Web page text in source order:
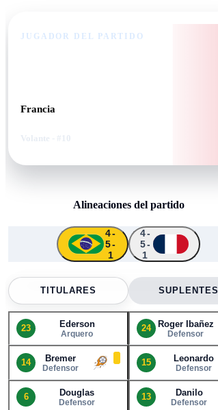
JUGADOR DEL PARTIDO
Francia
Volante - #10
Alineaciones del partido
4-
5-
1
4-
5-
1
↑ ↑
↑ ↑
TITULARES SUPLENTES
23 Ederson
Arquero
24 Roger Ibañez
Defensor
14 Bremer
Defensor
15 Leonardo
Defensor
6 Douglas
Defensor
13 Danilo
Defensor